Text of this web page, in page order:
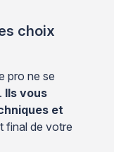
choix
pro ne se
Ils vous
et
final de votre